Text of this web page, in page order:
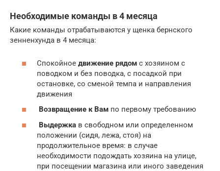
Необходимые команды в 4 месяца
Какие команды отрабатываются у щенка бернского
зенненхунда в 4 месяца:
Спокойное движение рядом с хозяином с
поводком и без поводка, с посадкой при
остановке, со сменой темпа и направления
движения
Возвращение к Вам по первому требованию
Выдержка в свободном или определенном
положении (сидя, лежа, стоя) на
продолжительное время: в случае
необходимости подождать хозяина на улице,
при посещении магазина или иного заведения